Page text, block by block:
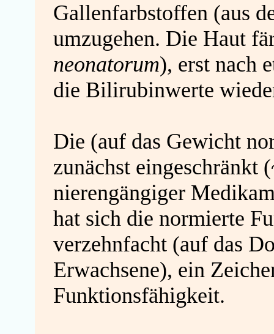
Gallenfarbstoffen (aus
umzugehen. Die Haut
neonatorum), erst nach
die Bilirubinwerte
Die (auf das Gewicht
zunächst eingeschränkt
nierengängiger
hat sich die normierte
verzehnfacht (auf das
Erwachsene), ein
Funktionsfähigkeit.